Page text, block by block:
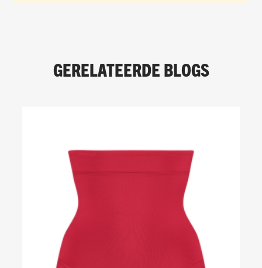
GERELATEERDE BLOGS